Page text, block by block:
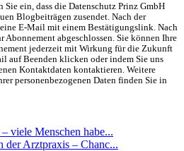
ein, dass die Datenschutz Prinz GmbH
Blogbeiträgen zusendet. Nach der
E-Mail mit einem Bestätigungslink. Nach
abgeschlossen. Sie können Ihre
jederzeit mit Wirkung für die Zukunft
auf Beenden klicken oder indem Sie uns
Kontaktdaten kontaktieren. Weitere
personenbezogenen Daten finden Sie in
viele Menschen habe...
der Arztpraxis – Chanc...